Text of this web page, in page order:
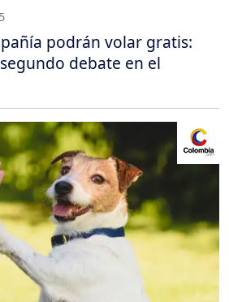
podrán volar gratis:
debate en el